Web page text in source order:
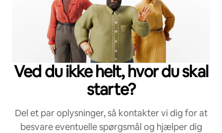
Ved du ikke helt, hvor du skal
starte?
Del et par oplysninger, så kontakter vi dig for at
besvare eventuelle spørgsmål og hjælper dig